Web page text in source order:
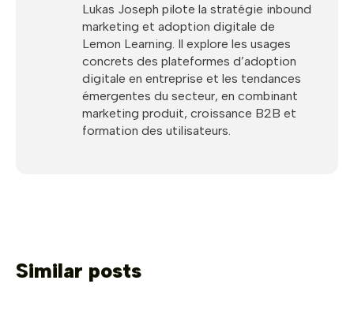
Lukas Joseph pilote la stratégie inbound
marketing et adoption digitale de
Lemon Learning. Il explore les usages
concrets des plateformes d’adoption
digitale en entreprise et les tendances
émergentes du secteur, en combinant
marketing produit, croissance B2B et
formation des utilisateurs.
Similar posts